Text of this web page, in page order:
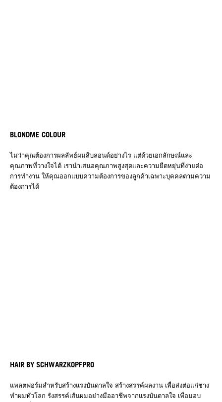
BLONDME COLOUR
ไม่ว่าคุณต้องการผลลัพธ์ผมสีบลอนด์อย่างไร แต่ด้วยเอกลักษณ์และ
คุณภาพที่วางใจได้ เรานำเสนอคุณภาพสูงสุดและความยืดหยุ่นที่ง่ายต่อ
การทำงาน ให้คุณออกแบบความต้องการของลูกค้าเฉพาะบุคคลตามความ
ต้องการได้
HAIR BY SCHWARZKOPFPRO
แพลตฟอร์มสำหรับสร้างแรงบันดาลใจ สร้างสรรค์ผลงาน เพื่อส่งต่อแก่ช่าง
ทำผมทั่วโลก รังสรรค์เส้นผมอย่างมืออาชีพจากแรงบันดาลใจ เพื่อมอบ